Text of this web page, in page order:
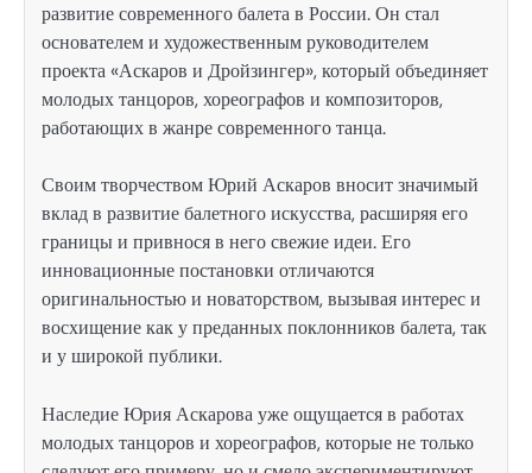
развитие современного балета в России. Он стал
основателем и художественным руководителем
проекта «Аскаров и Дройзингер», который объединяет
молодых танцоров, хореографов и композиторов,
работающих в жанре современного танца.
Своим творчеством Юрий Аскаров вносит значимый
вклад в развитие балетного искусства, расширяя его
границы и привнося в него свежие идеи. Его
инновационные постановки отличаются
оригинальностью и новаторством, вызывая интерес и
восхищение как у преданных поклонников балета, так
и у широкой публики.
Наследие Юрия Аскарова уже ощущается в работах
молодых танцоров и хореографов, которые не только